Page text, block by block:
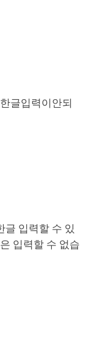
글입력이안되
글 입력할 수 있
입력할 수 없습